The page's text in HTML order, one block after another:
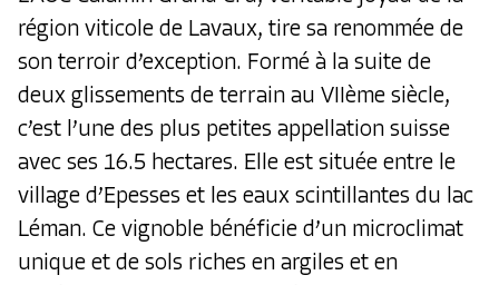
région viticole de Lavaux, tire sa renommée de
son terroir d’exception. Formé à la suite de
deux glissements de terrain au VIIème siècle,
c’est l’une des plus petites appellation suisse
avec ses 16.5 hectares. Elle est située entre le
village d’Epesses et les eaux scintillantes du lac
Léman. Ce vignoble bénéficie d’un microclimat
unique et de sols riches en argiles et en